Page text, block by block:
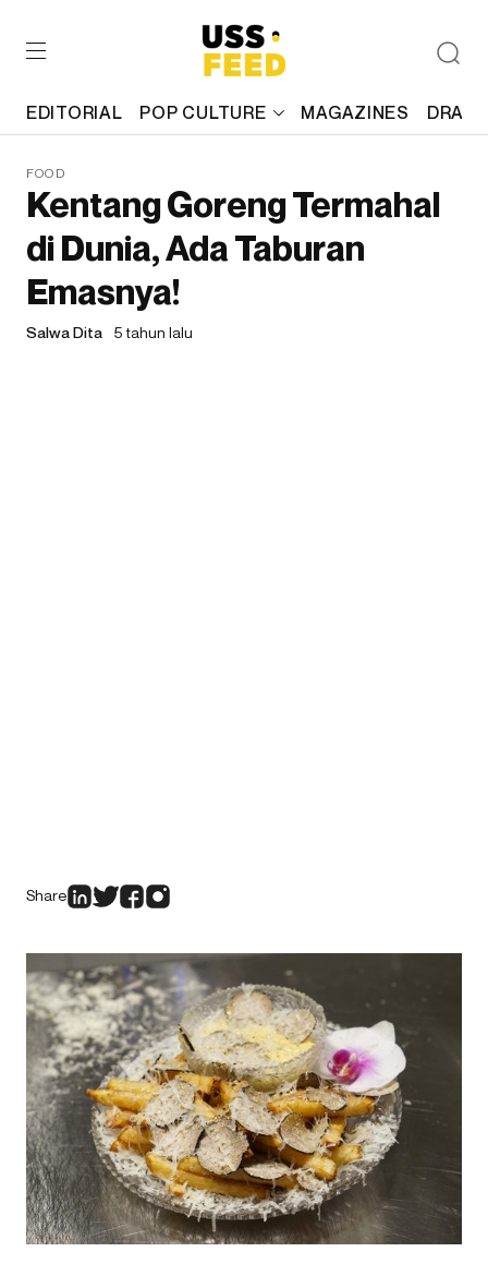
EDITORIAL POP CULTURE MAGAZINES
FOOD
Kentang Goreng Termahal
di Dunia, Ada Taburan
Emasnya!
Salwa Dita 5 tahun lalu
Share